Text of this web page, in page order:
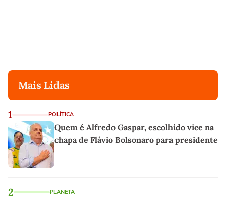
Mais Lidas
1 POLÍTICA
Quem é Alfredo Gaspar, escolhido vice na
chapa de Flávio Bolsonaro para presidente
2 PLANETA